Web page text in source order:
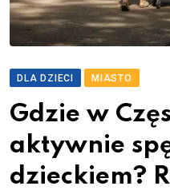
DLA DZIECI MIASTO
Gdzie w
aktywnie
dzieckiem?